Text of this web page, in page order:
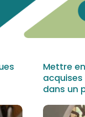
Mettre
dans un